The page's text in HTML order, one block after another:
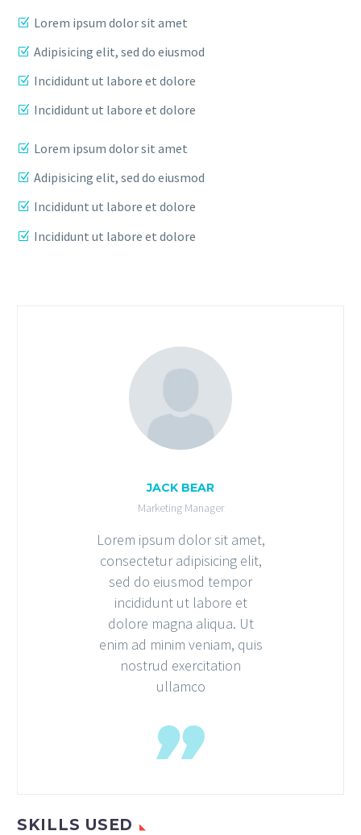
Lorem ipsum dolor sit amet
Adipisicing elit, sed do eiusmod
Incididunt ut labore et dolore
Incididunt ut labore et dolore
Lorem ipsum dolor sit amet
Adipisicing elit, sed do eiusmod
Incididunt ut labore et dolore
Incididunt ut labore et dolore
JACK BEAR
Marketing Manager
Lorem ipsum dolor sit amet,
consectetur adipisicing elit,
sed do eiusmod tempor
incididunt ut labore et
dolore magna aliqua. Ut
enim ad minim veniam, quis
nostrud exercitation
ullamco
SKILLS USED